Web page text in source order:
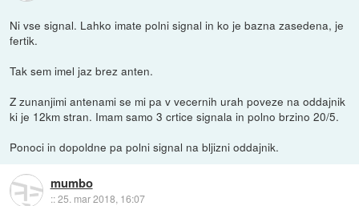
Ni vse signal. Lahko imate polni signal in ko je bazna zasedena, je
fertik.
Tak sem imel jaz brez anten.
Z zunanjimi antenami se mi pa v vecernih urah poveze na oddajnik
ki je 12km stran. Imam samo 3 crtice signala in polno brzino 20/5.
Ponoci in dopoldne pa polni signal na bljizni oddajnik.
mumbo
::25. mar 2018, 16:07